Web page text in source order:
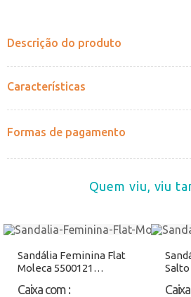
Descrição do produto
Características
Formas de pagamento
Quem viu, viu
Sandália Feminina Flat
Moleca 5500121
Caixa com :
Salto